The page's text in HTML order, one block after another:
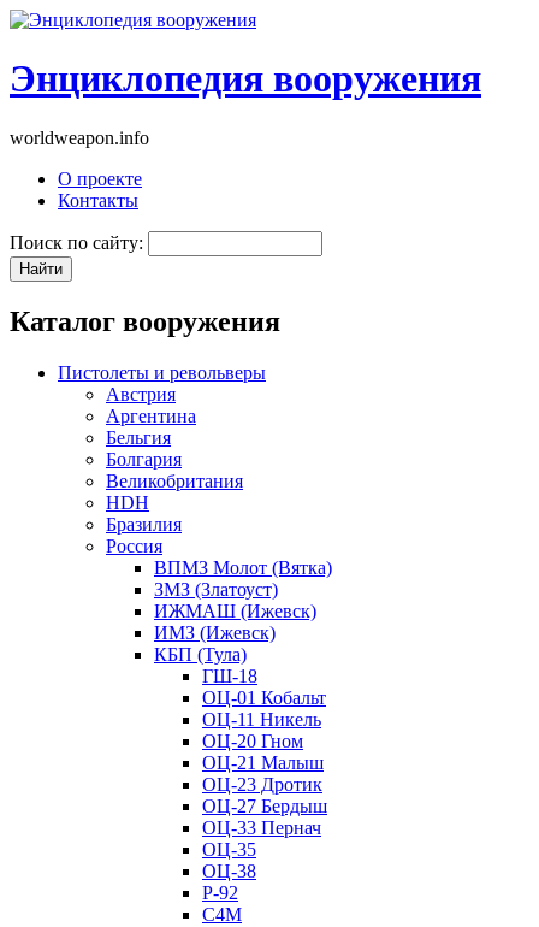
Энциклопедия вооружения
worldweapon.info
О проекте
Контакты
Поиск по сайту:
Каталог вооружения
Пистолеты и револьверы
Австрия
Аргентина
Бельгия
Болгария
Великобритания
HDH
Бразилия
Россия
ВПМЗ Молот (Вятка)
ЗМЗ (Златоуст)
ИЖМАШ (Ижевск)
ИМЗ (Ижевск)
КБП (Тула)
ГШ-18
ОЦ-01 Кобальт
ОЦ-11 Никель
ОЦ-20 Гном
ОЦ-21 Малыш
ОЦ-23 Дротик
ОЦ-27 Бердыш
ОЦ-33 Пернач
ОЦ-35
ОЦ-38
Р-92
С4М